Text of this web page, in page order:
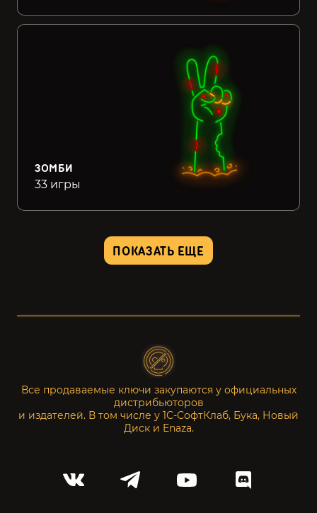
ЗОМБИ
33 игры
ПОКАЗАТЬ ЕЩЕ
Все продаваемые ключи закупаются у официальных
дистрибьюторов
и издателей. В том числе у 1С-СофтКлаб, Бука, Новый
Диск и Enaza.